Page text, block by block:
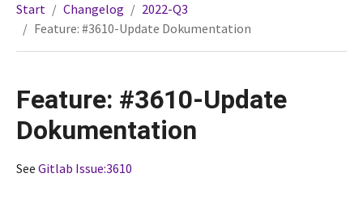
Start Changelog
2022-Q3
Feature: #3610-Update Dokumentation
Feature: #3610-Update
Dokumentation
See Gitlab Issue:3610